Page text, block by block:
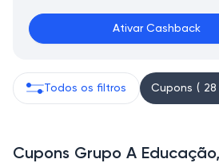
Ativar Cashback
Todos os filtros Cupons ( 28
Cupons Grupo A